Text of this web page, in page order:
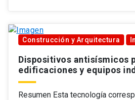
Construcción y Arquitectura
Dispositivos antisísmicos
edificaciones y equipos
Resumen Esta tecnología